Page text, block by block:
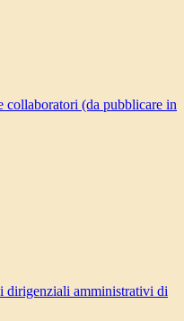
collaboratori (da pubblicare in
dirigenziali amministrativi di